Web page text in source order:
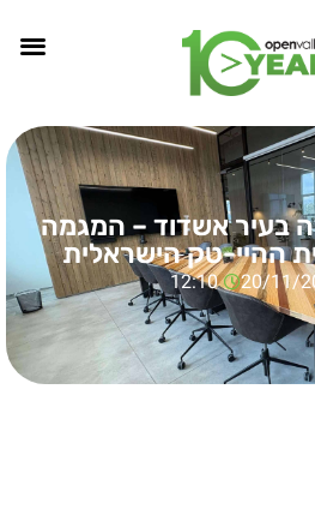
בעיר אשדוד – המגמה
ההיי-טק הישראלית
20/11/
12:10